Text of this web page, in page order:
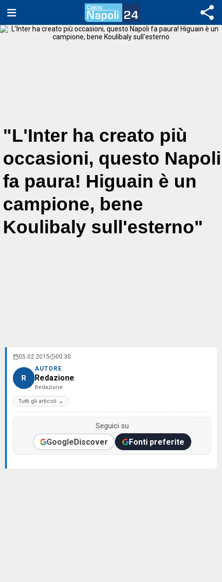
"L'Inter ha creato più
occasioni, questo Napoli
fa paura! Higuain è un
campione, bene
Koulibaly sull'esterno"
05.02.2015 00:30
R
AUTORE
Redazione
Redazione
Tutti gli articoli →
Seguici su
GoogleDiscover Fonti preferite